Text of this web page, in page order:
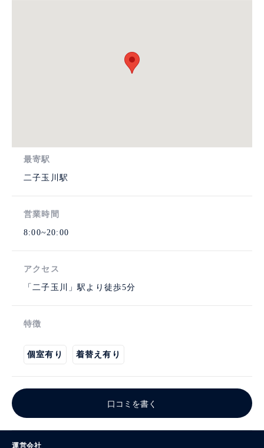
最寄駅
二子玉川駅
営業時間
8:00~20:00
アクセス
「二子玉川」駅より徒歩5分
特徴
個室有り 着替え有り
口コミを書く
運営会社